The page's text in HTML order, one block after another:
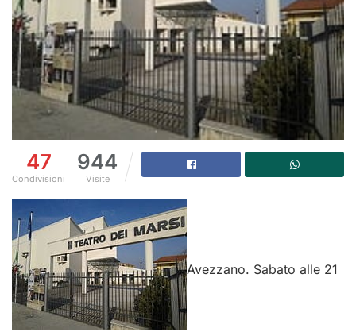
47
Condivisioni
944
Visite
Avezzano. Sabato alle 21